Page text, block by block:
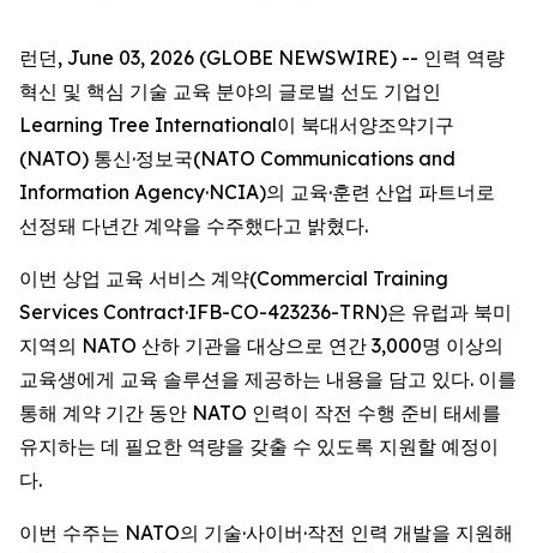
런던, June 03, 2026 (GLOBE NEWSWIRE) -- 인력 역량
혁신 및 핵심 기술 교육 분야의 글로벌 선도 기업인
Learning Tree International이 북대서양조약기구
(NATO) 통신·정보국(NATO Communications and
Information Agency·NCIA)의 교육·훈련 산업 파트너로
선정돼 다년간 계약을 수주했다고 밝혔다.
이번 상업 교육 서비스 계약(Commercial Training
Services Contract·IFB-CO-423236-TRN)은 유럽과 북미
지역의 NATO 산하 기관을 대상으로 연간 3,000명 이상의
교육생에게 교육 솔루션을 제공하는 내용을 담고 있다. 이를
통해 계약 기간 동안 NATO 인력이 작전 수행 준비 태세를
유지하는 데 필요한 역량을 갖출 수 있도록 지원할 예정이
다.
이번 수주는 NATO의 기술·사이버·작전 인력 개발을 지원해